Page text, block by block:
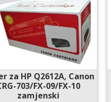
za HP Q2612A, Canon
703/FX-09/FX-10
zamjenski